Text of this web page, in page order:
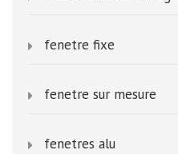
fenetre fixe
fenetre sur mesure
fenetres alu